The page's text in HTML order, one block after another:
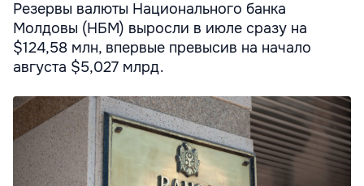
Резервы валюты Национального банка
Молдовы (НБМ) выросли в июле сразу на
$124,58 млн, впервые превысив на начало
августа $5,027 млрд.